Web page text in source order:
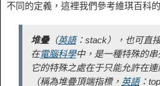
不同的定義，這裡我們參考維琪百科的
堆疊（英語： stack），也可直
在電腦科學中，是一種特殊的串
它的特殊之處在于只能允許在
（稱為堆疊頂端指標， 英語： top